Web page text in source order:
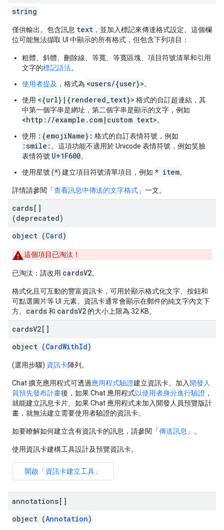
string
僅供輸出。包含訊息 text ，並加入標記來傳達格式設定。這個欄
位可能無法擷取 UI 中顯示的所有格式，但包含下列項目：
粗體、斜體、刪除線、等寬、等寬區塊、項目符號清單和引用
文字的標記語法。
使用者提及 ，格式為 <users/{user}>。
使用 <{url}|{rendered_text}> 格式的自訂超連結，其
中第一個字串是網址，第二個字串是顯示的文字，例如
<http://example.com|custom text>。
使用 :{emojiName}: 格式的自訂表情符號，例如
:smile: 。這項功能不適用於 Unicode 表情符號，例如笑臉
表情符號 U+1F600。
使用星號 (*) 建立項目符號清單項目，例如 * item。
詳情請參閱「查看訊息中傳送的文字格式 」一文。
cards[]
(deprecated)
object (Card)
這個項目已淘汰！
已淘汰：請改用 cardsV2。
格式化且可互動的豐富資訊卡，可用於顯示格式化文字、按鈕和
可點選圖片等 UI 元素。資訊卡通常會顯示在郵件的純文字內文下
方。 cards和 cardsV2 的大小上限為 32 KB。
cardsV2[]
object (CardWithId)
(選用步驟) 資訊卡陣列。
Chat 擴充應用程式可透過應用程式驗證建立資訊卡。加入 開發人
員預先發布計畫後，如果 Chat 應用程式以使用者身分進行驗證 ，
就能建立訊息卡片。如果 Chat 應用程式未加入開發人員預覽版計
畫，就無法建立需要使用者驗證的資訊卡。
如要瞭解如何建立含有資訊卡的訊息，請參閱「傳送訊息 」。
使用資訊卡建構工具設計及預覽資訊卡。
開啟「資訊卡建立工具」
annotations[]
object (Annotation)